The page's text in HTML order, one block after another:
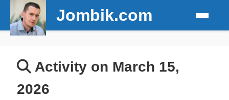
Jombik.com
Activity on March 15,
2026